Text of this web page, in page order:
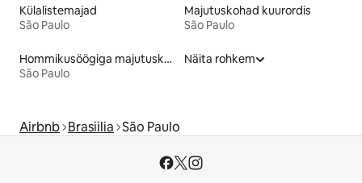
Külalistemajad
São Paulo
Majutuskohad kuurordis
São Paulo
Hommikusöögiga majutuskohad
São Paulo
Näita rohkem
Airbnb Brasiilia São Paulo